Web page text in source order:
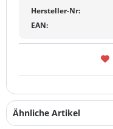
Hersteller-Nr:
EAN:
Ähnliche Artikel